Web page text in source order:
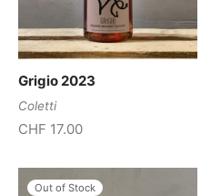
Grigio 2023
Coletti
CHF 17.00
Out of Stock